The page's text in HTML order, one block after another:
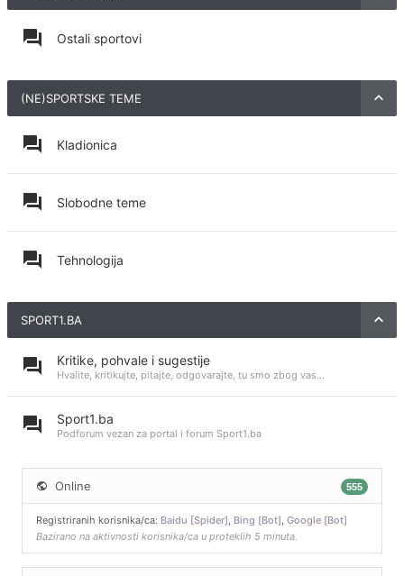
Ostali sportovi
(NE)SPORTSKE TEME
Kladionica
Slobodne teme
Tehnologija
SPORT1.BA
Kritike, pohvale i sugestije
Hvalite, kritikujte, pitajte, odgovarajte, tu smo zbog vas...
Sport1.ba
Podforum vezan za portal i forum Sport1.ba
Online 555
Registriranih korisnika/ca: Baidu [Spider], Bing [Bot], Google [Bot]
Bazirano na aktivnosti korisnika/ca u proteklih 5 minuta.